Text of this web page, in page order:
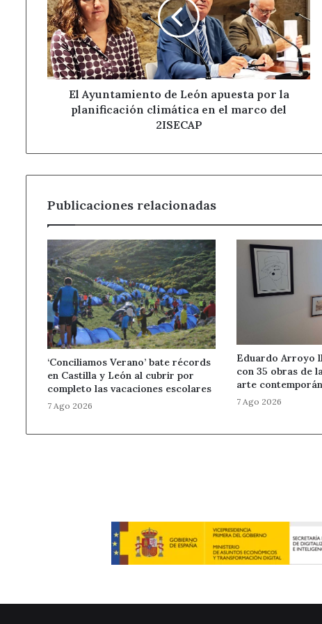
León
apuesta
por
la
planificación
climática
2ISECAP
El Ayuntamiento de León apuesta por la
planificación climática en el marco del
2ISECAP
Publicaciones relacionadas
‘Conciliamos Verano’ bate récords
en Castilla y León al cubrir por
completo las vacaciones escolares
7 Ago 2026
Eduardo Arroyo
con 35 obras de
arte
7 Ago 2026